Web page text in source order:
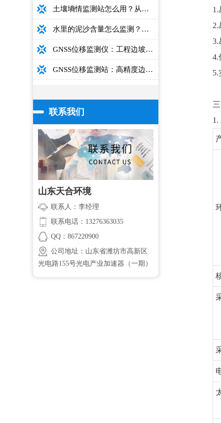
土壤墒情监测站怎么用？从安装到数据解读的完整操作手册
水里的泥沙含量怎么监测？用这款光电测沙仪超方便！
GNSS位移监测仪：工程边坡毫米级高精度安全监测设备
GNSS位移监测站：高精度边坡大坝桥梁安全监测设备介绍
联系我们
山东天合环境
联系人：李经理
联系电话：13276363035
QQ：867220900
公司地址：山东省潍坊市高新区
光电路155号光电产业加速器（一期）
3.
4.
1.